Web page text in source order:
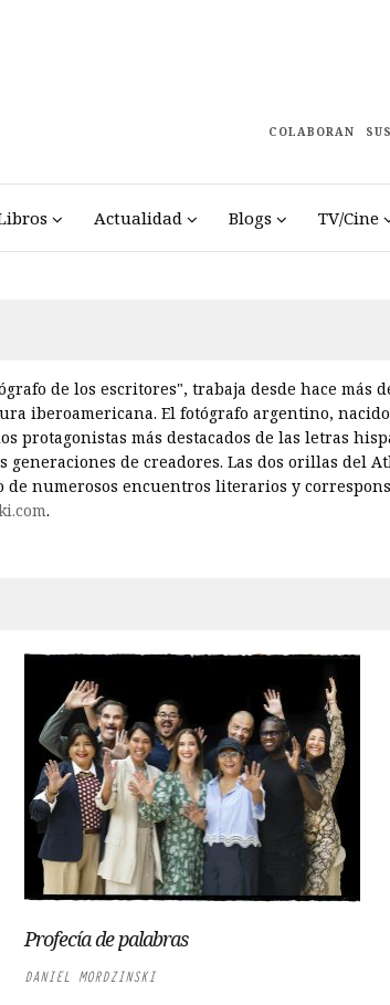
COLABORAN
Actualidad Blogs TV/Cine
de los escritores", trabaja desde hace más
iberoamericana. El fotógrafo argentino,
protagonistas más destacados de las letras
generaciones de creadores. Las dos orillas del
de numerosos encuentros literarios y
.
Profecía de palabras
DANIEL MORDZINSKI